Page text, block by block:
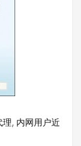
, 内网用户近